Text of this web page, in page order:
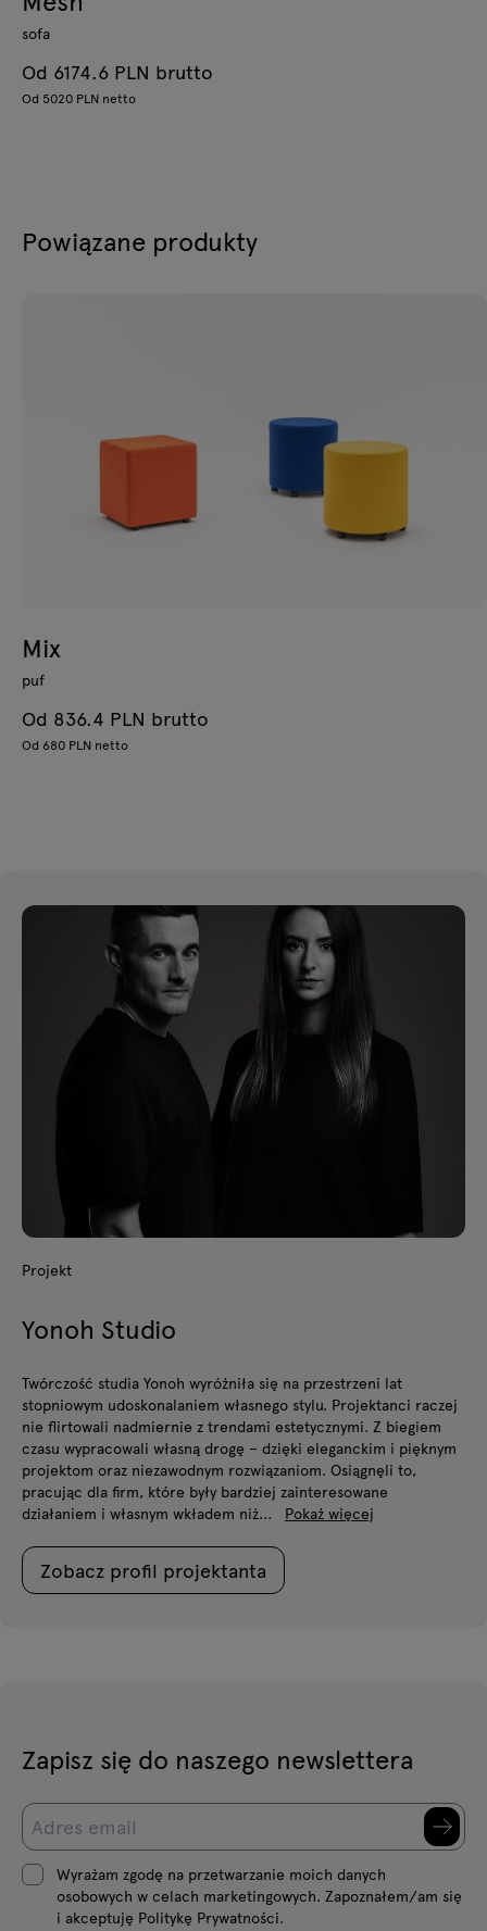
sofa
Od 6174.6 PLN brutto
Od 5020 PLN netto
Powiązane produkty
Mix
puf
Od 836.4 PLN brutto
Od 680 PLN netto
Projekt
Yonoh Studio
Twórczość studia Yonoh wyróżniła się na przestrzeni lat
stopniowym udoskonalaniem własnego stylu. Projektanci raczej
nie flirtowali nadmiernie z trendami estetycznymi. Z biegiem
czasu wypracowali własną drogę – dzięki eleganckim i pięknym
projektom oraz niezawodnym rozwiązaniom. Osiągnęli to,
pracując dla firm, które były bardziej zainteresowane
działaniem i własnym wkładem niż...
Pokaż więcej
Zobacz profil projektanta
Zapisz się do naszego newslettera
Wyrażam zgodę na przetwarzanie moich danych
osobowych w celach marketingowych. Zapoznałem/am się
i akceptuję Politykę Prywatności.